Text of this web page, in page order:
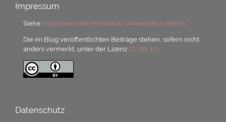
Impressum
Siehe Impressum der Humboldt-Universität zu Berlin
Die im Blog veröffentlichten Beiträge stehen, sofern nicht
anders vermerkt, unter der LizenzCC BY 4.0.
Datenschutz